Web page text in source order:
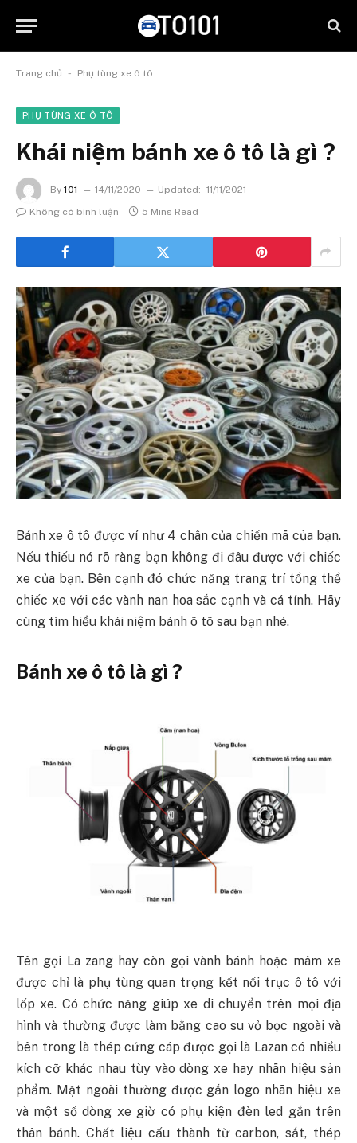
Trang chủ - Phụ tùng xe ô tô
PHỤ TÙNG XE Ô TÔ
Khái niệm bánh xe ô tô là gì ?
By 101 14/11/2020 Updated: 11/11/2021
Không có bình luận
5 Mins Read
Bánh xe ô tô được ví như 4 chân của chiến mã của bạn.
Nếu thiếu nó rõ ràng bạn không đi đâu được với chiếc
xe của bạn. Bên cạnh đó chức năng trang trí tổng thể
chiếc xe với các vành nan hoa sắc cạnh và cá tính. Hãy
cùng tìm hiểu khái niệm bánh ô tô sau bạn nhé.
Bánh xe ô tô là gì ?
Tên gọi La zang hay còn gọi vành bánh hoặc mâm xe
được chỉ là phụ tùng quan trọng kết nối trục ô tô với
lốp xe. Có chức năng giúp xe di chuyển trên mọi địa
hình và thường được làm bằng cao su vỏ bọc ngoài và
bên trong là thép cứng cáp được gọi là Lazan có nhiều
kích cỡ khác nhau tùy vào dòng xe hay nhãn hiệu sản
phẩm. Mặt ngoài thường được gắn logo nhãn hiệu xe
và một số dòng xe giờ có phụ kiện đèn led gắn trên
thân bánh. Chất liệu cấu thành từ carbon, sắt, thép